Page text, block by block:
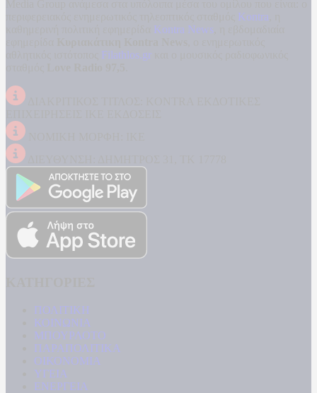
Kontra
Kontra News
Filathlos.gr
ΠΟΛΙΤΙΚΗ
ΚΟΙΝΩΝΙΑ
ΜΠΟΥΡΛΟΤΟ
ΠΑΡΑΠΟΛΙΤΙΚΑ
ΟΙΚΟΝΟΜΙΑ
ΥΓΕΙΑ
ΕΝΕΡΓΕΙΑ